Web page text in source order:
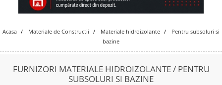
Acasa Materiale de Constructii Materiale hidroizolante
Pentru subsoluri si
bazine
FURNIZORI MATERIALE HIDROIZOLANTE / PENTRU
SUBSOLURI SI BAZINE